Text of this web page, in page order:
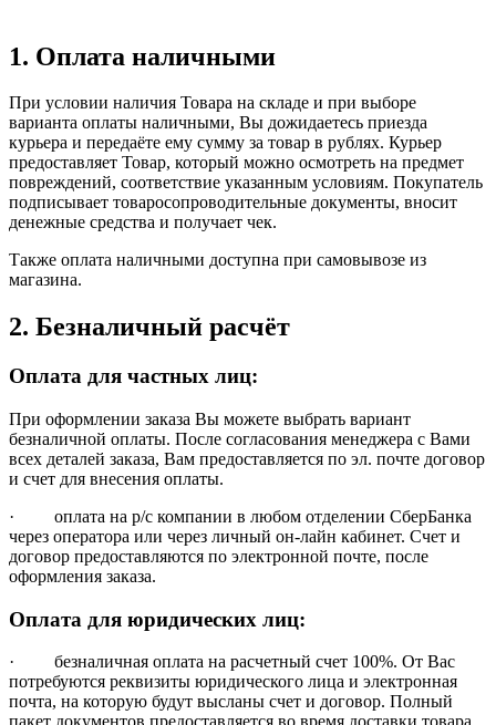
1. Оплата наличными
При условии наличия Товара на складе и при выборе
варианта оплаты наличными, Вы дожидаетесь приезда
курьера и передаёте ему сумму за товар в рублях. Курьер
предоставляет Товар, который можно осмотреть на предмет
повреждений, соответствие указанным условиям. Покупатель
подписывает товаросопроводительные документы, вносит
денежные средства и получает чек.
Также оплата наличными доступна при самовывозе из
магазина.
2. Безналичный расчёт
Оплата для частных лиц:
При оформлении заказа Вы можете выбрать вариант
безналичной оплаты. После согласования менеджера с Вами
всех деталей заказа, Вам предоставляется по эл. почте договор
и счет для внесения оплаты.
· оплата на р/с компании в любом отделении СберБанка
через оператора или через личный он-лайн кабинет. Счет и
договор предоставляются по электронной почте, после
оформления заказа.
Оплата для юридических лиц:
· безналичная оплата на расчетный счет 100%. От Вас
потребуются реквизиты юридического лица и электронная
почта, на которую будут высланы счет и договор. Полный